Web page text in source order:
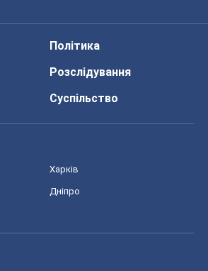
Політика
Розслідування
Суспільство
Харків
Дніпро